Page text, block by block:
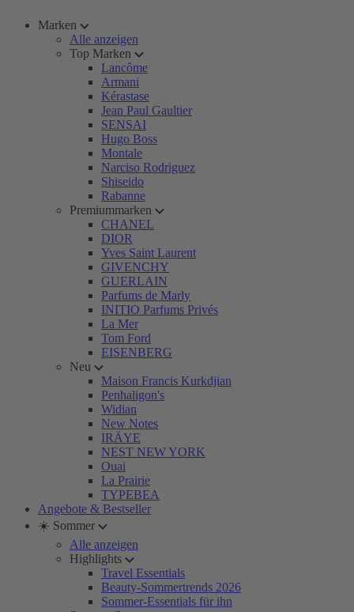
Marken
Alle anzeigen
Top Marken
Lancôme
Armani
Kérastase
Jean Paul Gaultier
SENSAI
Hugo Boss
Montale
Narciso Rodriguez
Shiseido
Rabanne
Premiummarken
CHANEL
DIOR
Yves Saint Laurent
GIVENCHY
GUERLAIN
Parfums de Marly
INITIO Parfums Privés
La Mer
Tom Ford
EISENBERG
Neu
Maison Francis Kurkdjian
Penhaligon's
Widian
New Notes
IRÄYE
NEST NEW YORK
Ouai
La Prairie
TYPEBEA
Angebote & Bestseller
☀️ Sommer
Alle anzeigen
Highlights
Travel Essentials
Beauty-Sommertrends 2026
Sommer-Essentials für ihn